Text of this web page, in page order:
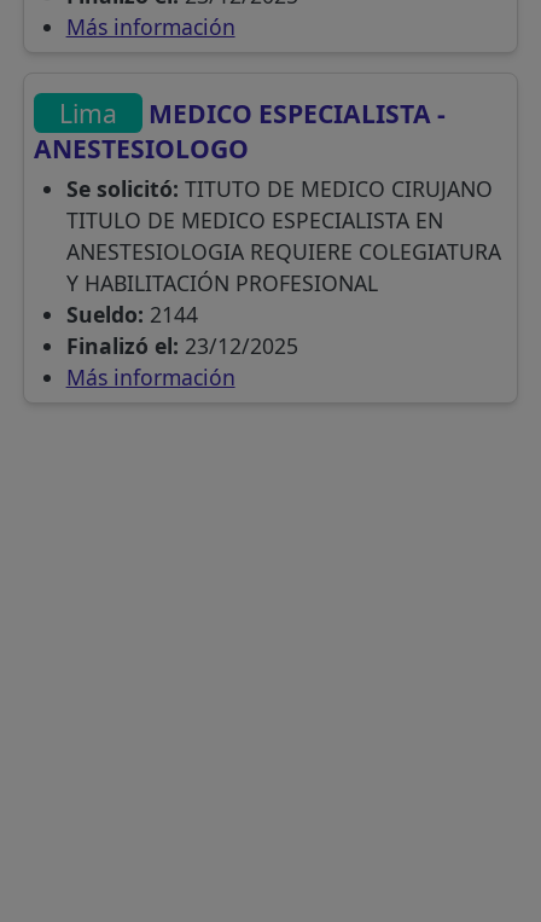
Más información
Lima
MEDICO ESPECIALISTA -
ANESTESIOLOGO
Se solicitó: TITUTO DE MEDICO CIRUJANO
TITULO DE MEDICO ESPECIALISTA EN
ANESTESIOLOGIA REQUIERE COLEGIATURA
Y HABILITACIÓN PROFESIONAL
Sueldo: 2144
Finalizó el: 23/12/2025
Más información